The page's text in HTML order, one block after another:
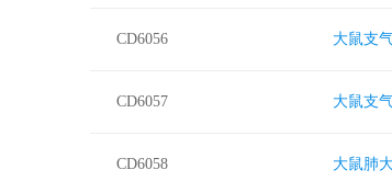
CD6056 大鼠支
CD6057 大鼠支
CD6058 大鼠肺